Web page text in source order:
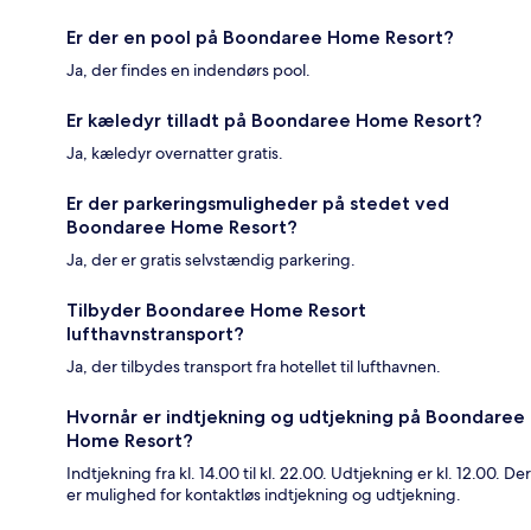
Er der en pool på Boondaree Home Resort?
Ja, der findes en indendørs pool.
Er kæledyr tilladt på Boondaree Home Resort?
Ja, kæledyr overnatter gratis.
Er der parkeringsmuligheder på stedet ved
Boondaree Home Resort?
Ja, der er gratis selvstændig parkering.
Tilbyder Boondaree Home Resort
lufthavnstransport?
Ja, der tilbydes transport fra hotellet til lufthavnen.
Hvornår er indtjekning og udtjekning på Boondaree
Home Resort?
Indtjekning fra kl. 14.00 til kl. 22.00. Udtjekning er kl. 12.00. Der
er mulighed for kontaktløs indtjekning og udtjekning.